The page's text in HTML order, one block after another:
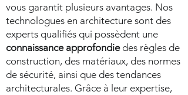
vous garantit plusieurs avantages. Nos
technologues en architecture sont des
experts qualifiés qui possèdent une
connaissance approfondiedes règles de
construction, des matériaux, des normes
de sécurité, ainsi que des tendances
architecturales. Grâce à leur expertise,